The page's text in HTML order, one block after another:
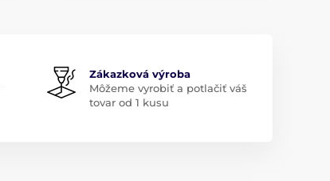
Zákazková výroba
Môžeme vyrobiť a potlačiť váš
tovar od 1 kusu